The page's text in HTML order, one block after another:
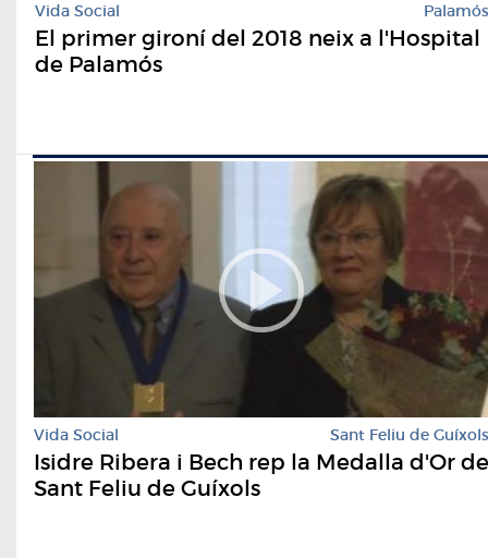
Vida Social Palamós
El primer gironí del 2018 neix a l'Hospital
de Palamós
Vida Social Sant Feliu de Guíxols
Isidre Ribera i Bech rep la Medalla d'Or de
Sant Feliu de Guíxols